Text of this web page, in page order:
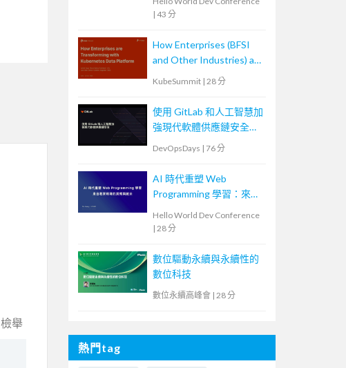
檢舉
| 43 分
How Enterprises (BFSI
and Other Industries) are
Transforming with
Platforms
KubeSummit | 28 分
使用 GitLab 和人工智慧加
強現代軟體供應鏈安全
Securing the Modern
with GitLab and AI
DevOpsDays | 76 分
AI 時代重塑 Web
Programming 學習：來自
Hello World Dev Conference
| 28 分
數位驅動永續與永續性的
數位科技
數位永續高峰會 | 28 分
熱門tag